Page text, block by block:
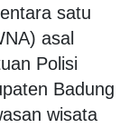
satu
asal
Polisi
Badung
wisata